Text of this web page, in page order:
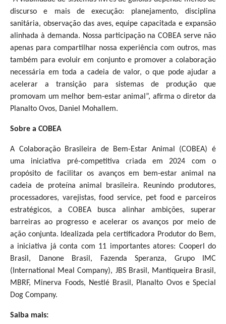
discurso e mais de execução: planejamento, disciplina
sanitária, observação das aves, equipe capacitada e expansão
alinhada à demanda. Nossa participação na COBEA serve não
apenas para compartilhar nossa experiência com outros, mas
também para evoluir em conjunto e promover a colaboração
necessária em toda a cadeia de valor, o que pode ajudar a
acelerar a transição para sistemas de produção que
promovam um melhor bem-estar animal”, afirma o diretor da
Planalto Ovos, Daniel Mohallem.
Sobre a COBEA
A Colaboração Brasileira de Bem-Estar Animal (COBEA) é
uma iniciativa pré-competitiva criada em 2024 com o
propósito de facilitar os avanços em bem-estar animal na
cadeia de proteína animal brasileira. Reunindo produtores,
processadores, varejistas, food service, pet food e parceiros
estratégicos, a COBEA busca alinhar ambições, superar
barreiras ao progresso e acelerar os avanços por meio de
ação conjunta. Idealizada pela certificadora Produtor do Bem,
a iniciativa já conta com 11 importantes atores: Cooperl do
Brasil, Danone Brasil, Fazenda Speranza, Grupo IMC
(International Meal Company), JBS Brasil, Mantiqueira Brasil,
MBRF, Minerva Foods, Nestlé Brasil, Planalto Ovos e Special
Dog Company.
Saiba mais: